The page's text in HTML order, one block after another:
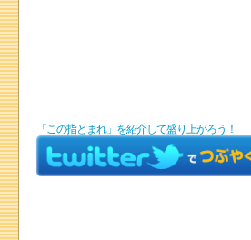
「この指とまれ」を紹介して盛り上がろう！